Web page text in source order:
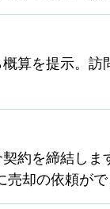
算を提示。
約を締結し
却の依頼がで